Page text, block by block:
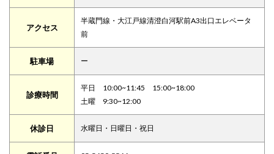
アクセス
半蔵門線・大江戸線清澄白河駅前A3出口エレベータ
前
駐車場 ー
診療時間
平日 10:00~11:45 15:00~18:00
土曜 9:30~12:00
休診日 水曜日・日曜日・祝日